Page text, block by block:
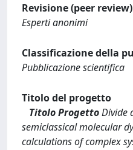
Revisione (peer review)
Esperti anonimi
Classificazione della
Pubblicazione scientifica
Titolo del progetto
Titolo ProgettoDivide
semiclassical molecular
calculations of complex